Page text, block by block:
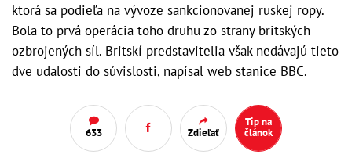
ktorá sa podieľa na vývoze sankcionovanej ruskej ropy.
Bola to prvá operácia toho druhu zo strany britských
ozbrojených síl. Britskí predstavitelia však nedávajú tieto
dve udalosti do súvislosti, napísal web stanice BBC.
633 Zdieľať
Tip na
článok